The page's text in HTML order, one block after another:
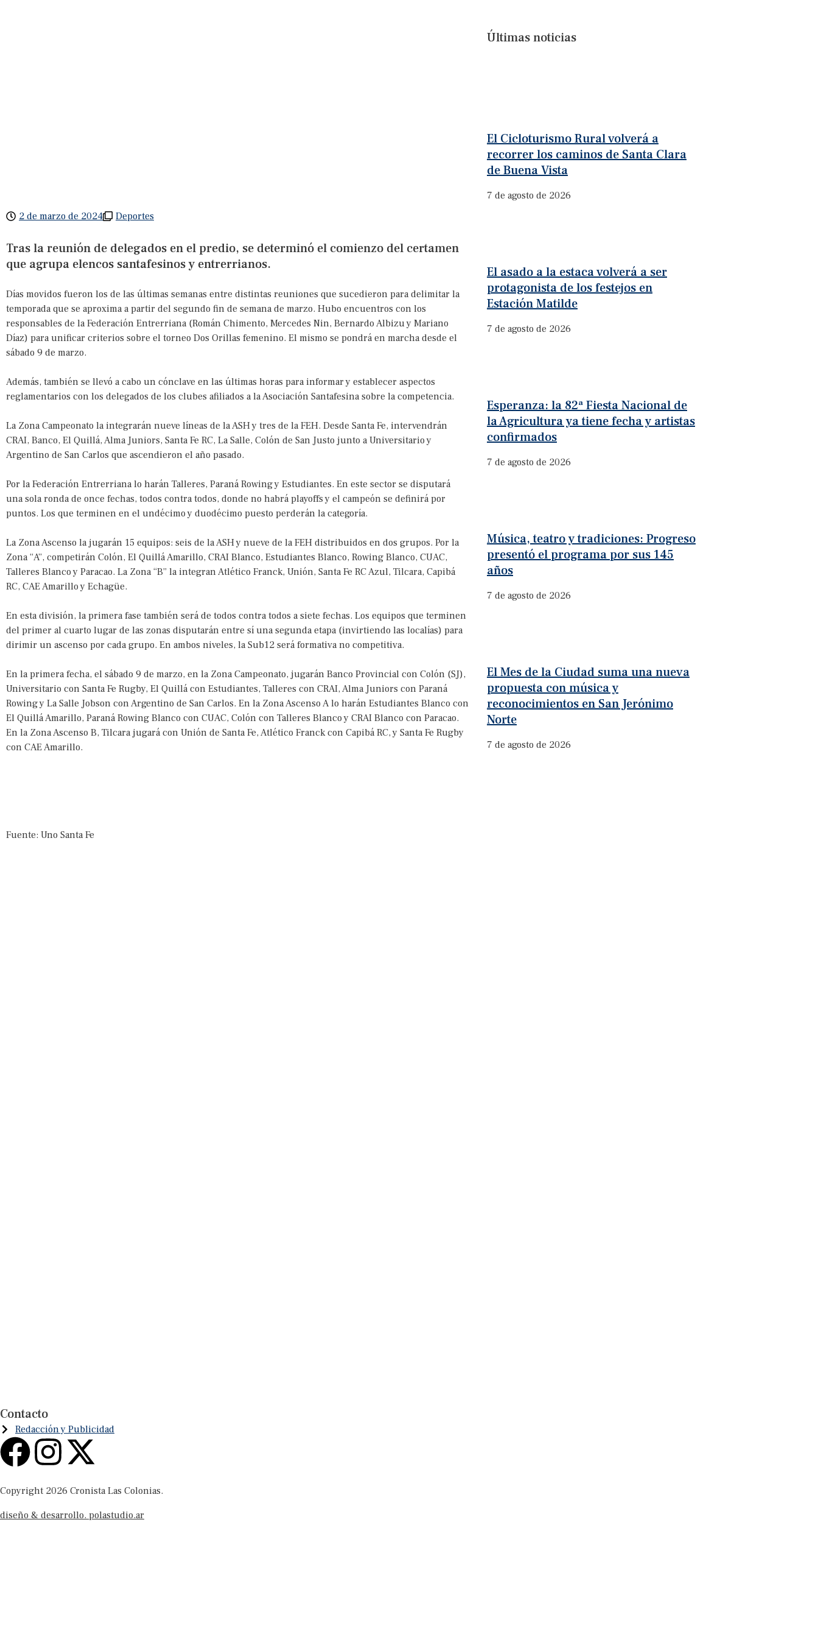
2 de marzo de 2024 Deportes
Tras la reunión de delegados en el predio, se determinó el comienzo del certamen
que agrupa elencos santafesinos y entrerrianos.
Días movidos fueron los de las últimas semanas entre distintas reuniones que sucedieron para delimitar la
temporada que se aproxima a partir del segundo fin de semana de marzo. Hubo encuentros con los
responsables de la Federación Entrerriana (Román Chimento, Mercedes Nin, Bernardo Albizu y Mariano
Díaz) para unificar criterios sobre el torneo Dos Orillas femenino. El mismo se pondrá en marcha desde el
sábado 9 de marzo.
Además, también se llevó a cabo un cónclave en las últimas horas para informar y establecer aspectos
reglamentarios con los delegados de los clubes afiliados a la Asociación Santafesina sobre la competencia.
La Zona Campeonato la integrarán nueve líneas de la ASH y tres de la FEH. Desde Santa Fe, intervendrán
CRAI, Banco, El Quillá, Alma Juniors, Santa Fe RC, La Salle, Colón de San Justo junto a Universitario y
Argentino de San Carlos que ascendieron el año pasado.
Por la Federación Entrerriana lo harán Talleres, Paraná Rowing y Estudiantes. En este sector se disputará
una sola ronda de once fechas, todos contra todos, donde no habrá playoffs y el campeón se definirá por
puntos. Los que terminen en el undécimo y duodécimo puesto perderán la categoría.
La Zona Ascenso la jugarán 15 equipos: seis de la ASH y nueve de la FEH distribuidos en dos grupos. Por la
Zona “A”, competirán Colón, El Quillá Amarillo, CRAI Blanco, Estudiantes Blanco, Rowing Blanco, CUAC,
Talleres Blanco y Paracao. La Zona “B” la integran Atlético Franck, Unión, Santa Fe RC Azul, Tilcara, Capibá
RC, CAE Amarillo y Echagüe.
En esta división, la primera fase también será de todos contra todos a siete fechas. Los equipos que terminen
del primer al cuarto lugar de las zonas disputarán entre sí una segunda etapa (invirtiendo las localías) para
dirimir un ascenso por cada grupo. En ambos niveles, la Sub12 será formativa no competitiva.
En la primera fecha, el sábado 9 de marzo, en la Zona Campeonato, jugarán Banco Provincial con Colón (SJ),
Universitario con Santa Fe Rugby, El Quillá con Estudiantes, Talleres con CRAI, Alma Juniors con Paraná
Rowing y La Salle Jobson con Argentino de San Carlos. En la Zona Ascenso A lo harán Estudiantes Blanco con
El Quillá Amarillo, Paraná Rowing Blanco con CUAC, Colón con Talleres Blanco y CRAI Blanco con Paracao.
En la Zona Ascenso B, Tilcara jugará con Unión de Santa Fe, Atlético Franck con Capibá RC, y Santa Fe Rugby
con CAE Amarillo.
Fuente: Uno Santa Fe
Últimas noticias
El Cicloturismo Rural volverá a
recorrer los caminos de Santa Clara
de Buena Vista
7 de agosto de 2026
El asado a la estaca volverá a ser
protagonista de los festejos en
Estación Matilde
7 de agosto de 2026
Esperanza: la 82ª Fiesta Nacional de
la Agricultura ya tiene fecha y artistas
confirmados
7 de agosto de 2026
Música, teatro y tradiciones: Progreso
presentó el programa por sus 145
años
7 de agosto de 2026
El Mes de la Ciudad suma una nueva
propuesta con música y
reconocimientos en San Jerónimo
Norte
7 de agosto de 2026
Contacto
Redacción y Publicidad
Copyright 2026 Cronista Las Colonias.
diseño & desarrollo. polastudio.ar